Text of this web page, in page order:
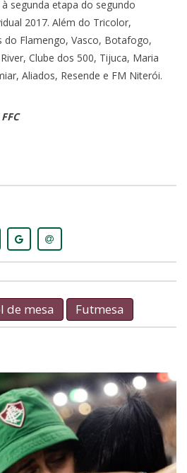
segunda etapa do segundo
2017. Além do Tricolor,
Flamengo, Vasco, Botafogo,
Clube dos 500, Tijuca, Maria
Aliados, Resende e FM Niterói.
de mesa Futmesa